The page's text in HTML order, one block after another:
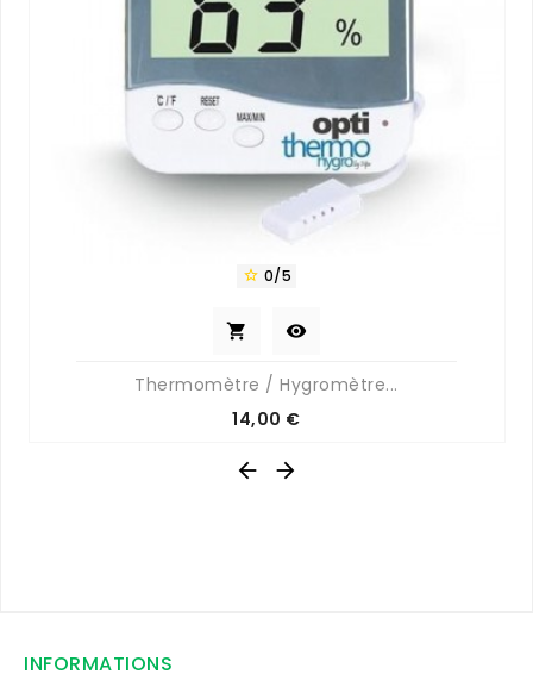
 0/5
 
Thermomètre / Hygromètre...
Prix
14,00 €
 
INFORMATIONS